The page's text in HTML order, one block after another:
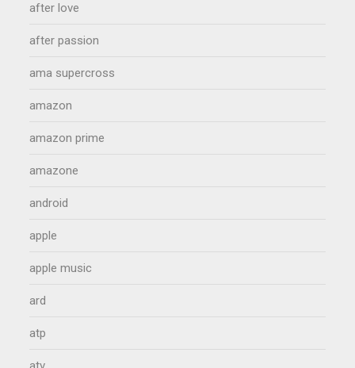
after love
after passion
ama supercross
amazon
amazon prime
amazone
android
apple
apple music
ard
atp